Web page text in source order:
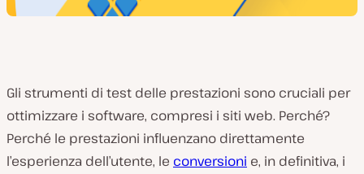
Gli strumenti di test delle prestazioni sono cruciali per
ottimizzare i software, compresi i siti web. Perché?
Perché le prestazioni influenzano direttamente
l’esperienza dell’utente, le conversioni e, in definitiva, i